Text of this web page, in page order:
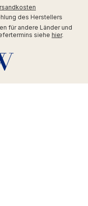
des Herstellers
für andere Länder und
siehe hier.